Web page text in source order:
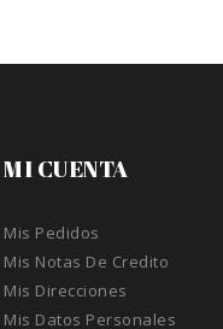
MI CUENTA
Mis Pedidos
Mis Notas De Credito
Mis Direcciones
Mis Datos Personales